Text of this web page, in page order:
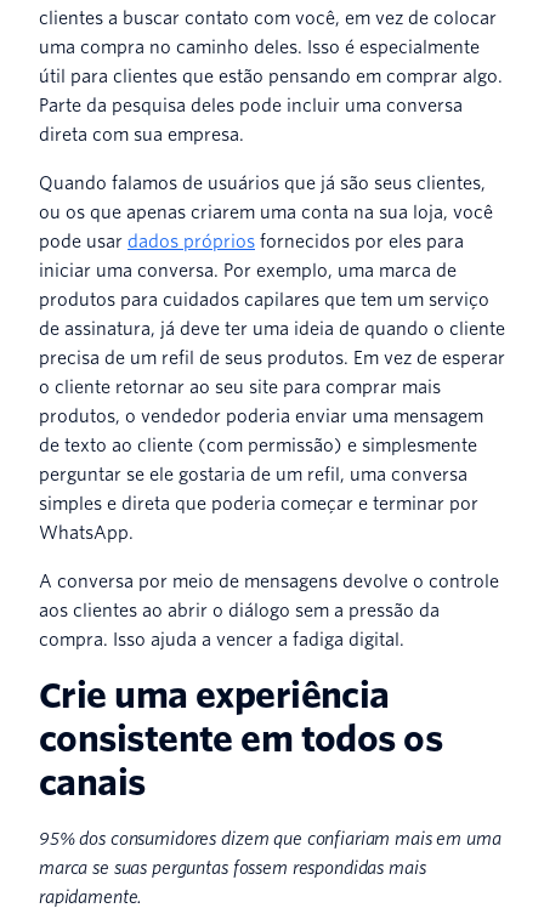
clientes a buscar contato com você, em vez de colocar
uma compra no caminho deles. Isso é especialmente
útil para clientes que estão pensando em comprar algo.
Parte da pesquisa deles pode incluir uma conversa
direta com sua empresa.
Quando falamos de usuários que já são seus clientes,
ou os que apenas criarem uma conta na sua loja, você
pode usar dados próprios fornecidos por eles para
iniciar uma conversa. Por exemplo, uma marca de
produtos para cuidados capilares que tem um serviço
de assinatura, já deve ter uma ideia de quando o cliente
precisa de um refil de seus produtos. Em vez de esperar
o cliente retornar ao seu site para comprar mais
produtos, o vendedor poderia enviar uma mensagem
de texto ao cliente (com permissão) e simplesmente
perguntar se ele gostaria de um refil, uma conversa
simples e direta que poderia começar e terminar por
WhatsApp.
A conversa por meio de mensagens devolve o controle
aos clientes ao abrir o diálogo sem a pressão da
compra. Isso ajuda a vencer a fadiga digital.
Crie uma experiência
consistente em todos os
canais
95% dos consumidores dizem que confiariam mais em uma
marca se suas perguntas fossem respondidas mais
rapidamente.